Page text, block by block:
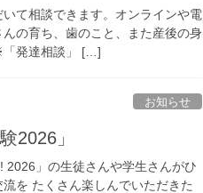
て相談できます。オンラインや電
の育ち、歯のこと、また産後の身
「発達相談」 […]
お知らせ
2026」
」の生徒さんや学生さんがひ
を たくさん楽しんでいただきた